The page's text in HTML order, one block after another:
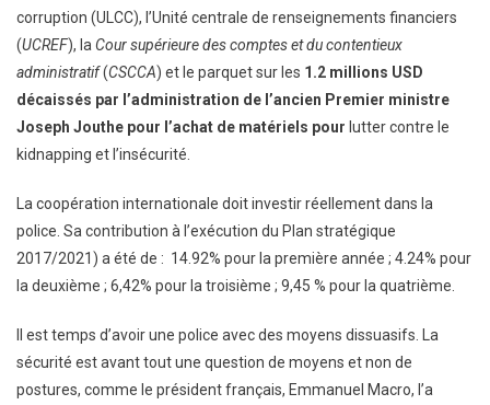
corruption (ULCC), l’Unité centrale de renseignements financiers
(UCREF), la Cour supérieure des comptes et du contentieux
administratif(CSCCA) et le parquet sur les 1.2 millions USD
décaissés par l’administration de l’ancien Premier ministre
Joseph Jouthe pour l’achat de matériels pour lutter contre le
kidnapping et l’insécurité.
La coopération internationale doit investir réellement dans la
police. Sa contribution à l’exécution du Plan stratégique
2017/2021) a été de : 14.92% pour la première année ; 4.24% pour
la deuxième ; 6,42% pour la troisième ; 9,45 % pour la quatrième.
Il est temps d’avoir une police avec des moyens dissuasifs. La
sécurité est avant tout une question de moyens et non de
postures, comme le président français, Emmanuel Macro, l’a